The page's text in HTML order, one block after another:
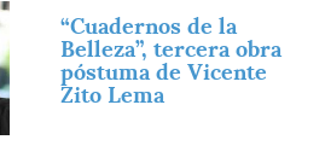
“Cuadernos de la
Belleza”, tercera obra
póstuma de Vicente
Zito Lema